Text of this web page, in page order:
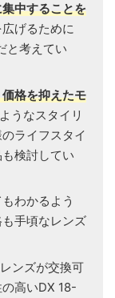
中することを
げるために
と考えてい
格を抑えたモ
うなスタイリ
ライフスタイ
検討してい
わかるよう
手頃なレンズ
ンズが交換可
高いDX 18-